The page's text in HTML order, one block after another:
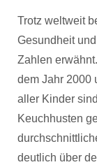
Trotz weltweit
Gesundheit
Zahlen
dem Jahr 2000
aller Kinder
Keuchhusten
deutlich über